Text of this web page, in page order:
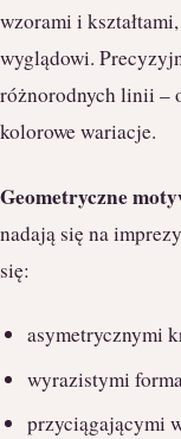
wzorami i
wyglądowi.
różnorodnych linii –
kolorowe wariacje.
Geometryczne
nadają się na
się:
asymetrycznymi
wyrazistymi
przyciągającymi